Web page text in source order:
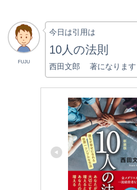
FUJU
今日は引用は
10人の法則
西田文郎 著になります